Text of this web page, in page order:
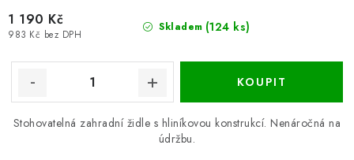
Skladem (124 ks)
983 Kč bez DPH
1 190 Kč
Stohovatelná zahradní židle s hliníkovou konstrukcí. Nenáročná na
údržbu.